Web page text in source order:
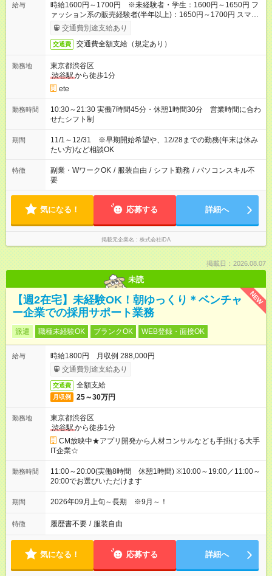
給与
時給1600円～1700円 ※未経験者・学生：1600円～1650円 フ
ァッション系の販売経験者(半年以上)：1650円～1700円 スマホ
で簡単！給料前払いサービスあり
交通費別途支給あり
交通費 交通費全額支給（規定あり）
勤務地
東京都渋谷区
渋谷駅から徒歩1分
ete
勤務時間
10:30～21:30 実働7時間45分・休憩1時間30分 営業時間に合わ
せたシフト制
期間
11/1～12/31 ※早期開始希望や、12/28までの勤務(年末は休み
たい方)など相談OK
特徴 副業・WワークOK / 服装自由 / シフト勤務 / パソコンスキル不
要
気になる！ 応募する 詳細へ
掲載元企業名 株式会社iDA
掲載日：2026.08.07
未読
NEW
【週2在宅】未経験OK！朝ゆっくり＊ベンチャ
ー企業での採用サポート業務
派遣 職種未経験OK ブランクOK WEB登録・面接OK
給与
時給1800円 月収例 288,000円
交通費別途支給あり
交通費 全額支給
月収例 25～30万円
勤務地
東京都渋谷区
渋谷駅から徒歩1分
CM放映中★アプリ開発から人材コンサルなども手掛ける大手
IT企業☆
勤務時間
11:00～20:00(実働8時間 休憩1時間) ※10:00～19:00／11:00～
20:00でお選びいただけます
期間 2026年09月上旬～長期 ※9月～！
特徴 履歴書不要 / 服装自由
気になる！ 応募する 詳細へ